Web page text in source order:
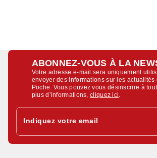
ABONNEZ-VOUS À LA
Votre adresse e-mail sera uniquement
envoyer des informations sur les actualités
Poche. Vous pouvez vous désinscrire à
plus d’informations,cliquez ici
Indiquez votre email